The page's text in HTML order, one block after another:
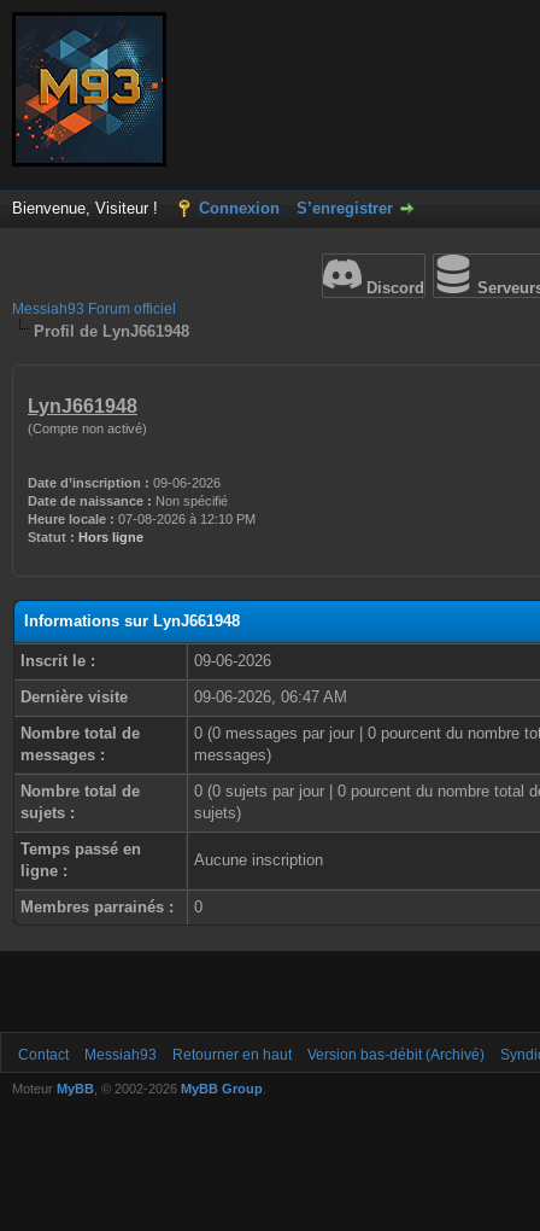
Bienvenue, Visiteur ! Connexion S’enregistrer
Discord
Messiah93 Forum officiel
Profil de LynJ661948
LynJ661948
(Compte non activé)
Date d’inscription : 09-06-2026
Date de naissance : Non spécifié
Heure locale : 07-08-2026 à 12:10 PM
Statut : Hors ligne
Informations sur LynJ661948
Inscrit le :
09-06-2026
Dernière visite
09-06-2026, 06:47 AM
Nombre total de
messages :
0 (0 messages par jour | 0 pourcent du nombre
messages)
Nombre total de
sujets :
0 (0 sujets par jour | 0 pourcent du nombre total
sujets)
Temps passé en
ligne :
Aucune inscription
Membres parrainés : 0
Contact Messiah93 Retourner en haut Version bas-débit (Archivé)
Moteur MyBB , © 2002-2026 MyBB Group